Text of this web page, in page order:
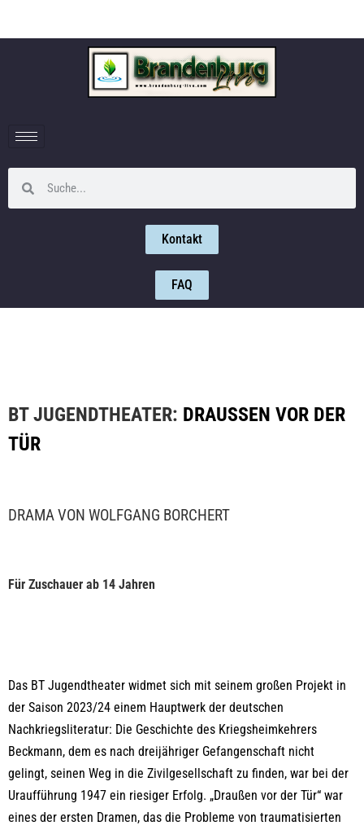
Kontakt
FAQ
BT JUGENDTHEATER: DRAUSSEN VOR DER
TÜR
DRAMA VON WOLFGANG BORCHERT
Für Zuschauer ab 14 Jahren
Das BT Jugendtheater widmet sich mit seinem großen Projekt in
der Saison 2023/24 einem Hauptwerk der deutschen
Nachkriegsliteratur: Die Geschichte des Kriegsheimkehrers
Beckmann, dem es nach dreijähriger Gefangenschaft nicht
gelingt, seinen Weg in die Zivilgesellschaft zu finden, war bei der
Uraufführung 1947 ein riesiger Erfolg. „Draußen vor der Tür“ war
eines der ersten Dramen, das die Probleme von traumatisierten